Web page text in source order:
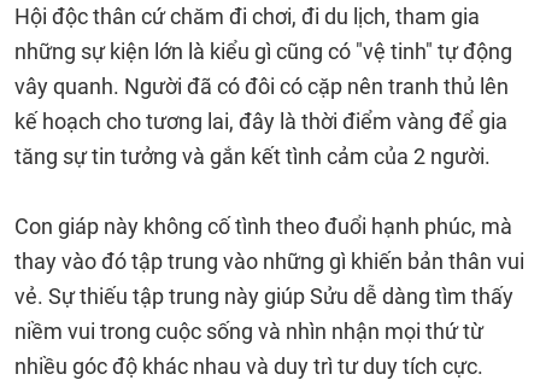
Hội độc thân cứ chăm đi chơi, đi du lịch, tham gia
những sự kiện lớn là kiểu gì cũng có "vệ tinh" tự động
vây quanh. Người đã có đôi có cặp nên tranh thủ lên
kế hoạch cho tương lai, đây là thời điểm vàng để gia
tăng sự tin tưởng và gắn kết tình cảm của 2 người.
Con giáp này không cố tình theo đuổi hạnh phúc, mà
thay vào đó tập trung vào những gì khiến bản thân vui
vẻ. Sự thiếu tập trung này giúp Sửu dễ dàng tìm thấy
niềm vui trong cuộc sống và nhìn nhận mọi thứ từ
nhiều góc độ khác nhau và duy trì tư duy tích cực.